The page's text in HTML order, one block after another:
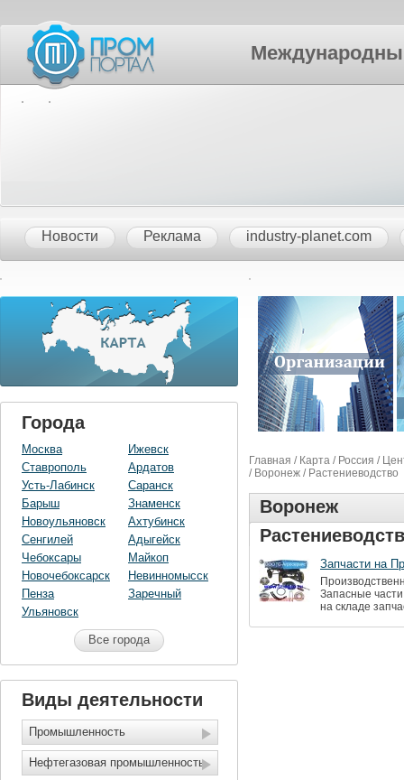
Международный
Новости Реклама industry-planet.com
Города
Москва
Ставрополь
Усть-Лабинск
Барыш
Новоульяновск
Сенгилей
Чебоксары
Новочебоксарск
Пенза
Ульяновск
Ижевск
Ардатов
Саранск
Знаменск
Ахтубинск
Адыгейск
Майкоп
Невинномысск
Заречный
Все города
Виды деятельности
Промышленность
Нефтегазовая промышленность
Главная / Карта / Россия /
/ Воронеж / Растениеводство
Воронеж
Запчасти на
Запасные
на складе